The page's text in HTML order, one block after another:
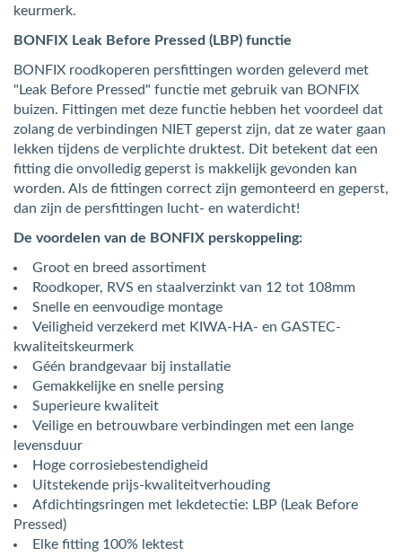
keurmerk.
BONFIX Leak Before Pressed (LBP) functie
BONFIX roodkoperen persfittingen worden geleverd met
"Leak Before Pressed" functie met gebruik van BONFIX
buizen. Fittingen met deze functie hebben het voordeel dat
zolang de verbindingen NIET geperst zijn, dat ze water gaan
lekken tijdens de verplichte druktest. Dit betekent dat een
fitting die onvolledig geperst is makkelijk gevonden kan
worden. Als de fittingen correct zijn gemonteerd en geperst,
dan zijn de persfittingen lucht- en waterdicht!
De voordelen van de BONFIX perskoppeling:
Groot en breed assortiment
Roodkoper, RVS en staalverzinkt van 12 tot 108mm
Snelle en eenvoudige montage
Veiligheid verzekerd met KIWA-HA- en GASTEC-
kwaliteitskeurmerk
Géén brandgevaar bij installatie
Gemakkelijke en snelle persing
Superieure kwaliteit
Veilige en betrouwbare verbindingen met een lange
levensduur
Hoge corrosiebestendigheid
Uitstekende prijs-kwaliteitverhouding
Afdichtingsringen met lekdetectie: LBP (Leak Before
Pressed)
Elke fitting 100% lektest